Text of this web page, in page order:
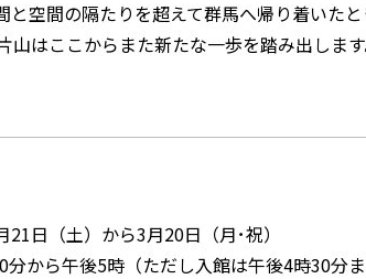
と空間の隔たりを超えて群馬へ帰り着いた
山はここからまた新たな一歩を踏み出します
21日（土）から3月20日（月･祝）
分から午後5時（ただし入館は午後4時30分ま